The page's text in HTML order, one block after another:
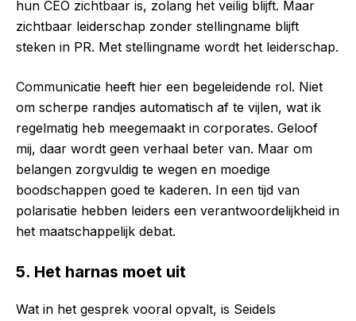
hun CEO zichtbaar is, zolang het veilig blijft. Maar
zichtbaar leiderschap zonder stellingname blijft
steken in PR. Met stellingname wordt het leiderschap.
Communicatie heeft hier een begeleidende rol. Niet
om scherpe randjes automatisch af te vijlen, wat ik
regelmatig heb meegemaakt in corporates. Geloof
mij, daar wordt geen verhaal beter van. Maar om
belangen zorgvuldig te wegen en moedige
boodschappen goed te kaderen. In een tijd van
polarisatie hebben leiders een verantwoordelijkheid in
het maatschappelijk debat.
5. Het harnas moet uit
Wat in het gesprek vooral opvalt, is Seidels